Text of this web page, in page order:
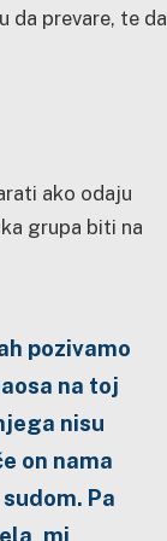
da prevare, te da
ako odaju
grupa biti na
pozivamo
na toj
nisu
on nama
Pa
mi